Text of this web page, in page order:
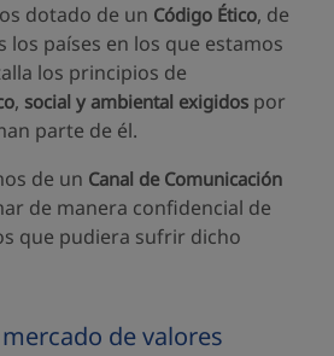
dotado de un Código Ético, de
los países en los que estamos
los principios de
, social y ambiental exigidos por
parte de él.
de un Canal de Comunicación
de manera confidencial de
que pudiera sufrir dicho
de valores